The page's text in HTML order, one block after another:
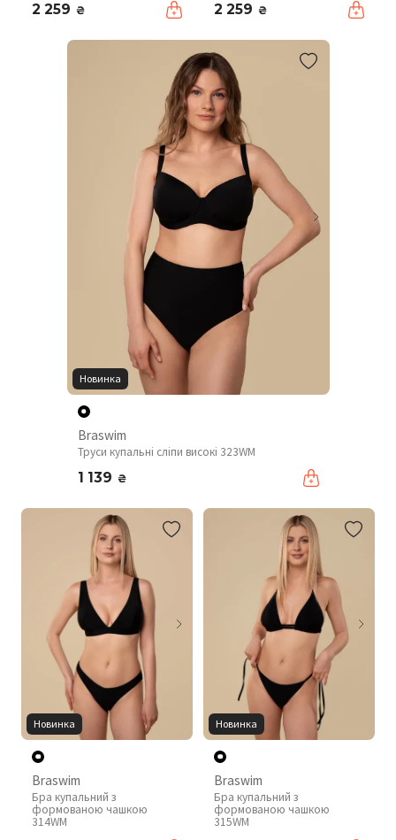
2 259 ₴ 2 259 ₴
Новинка
Braswim
Труси купальні сліпи високі 323WM
1 139 ₴
Новинка
Braswim
Бра купальний з
формованою чашкою
314WM
Новинка
Braswim
Бра купальний з
формованою чашкою
315WM